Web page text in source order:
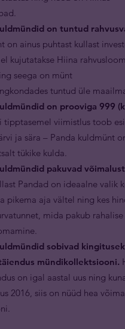
on tuntud
on ainus puhtast kullast
kujutatakse Hiina
seega on münt
tuntud üle
on prooviga 999
tipptasemel viimistlus toob
ja sära – Panda kuldmünt
tükike kulda.
pakuvad
Pandad on ideaalne valik
pikema aja vältel ning kes
mida pakub
sobivad
mündikollektsiooni.
on igal aastal uus ning
2016, siis on nüüd hea